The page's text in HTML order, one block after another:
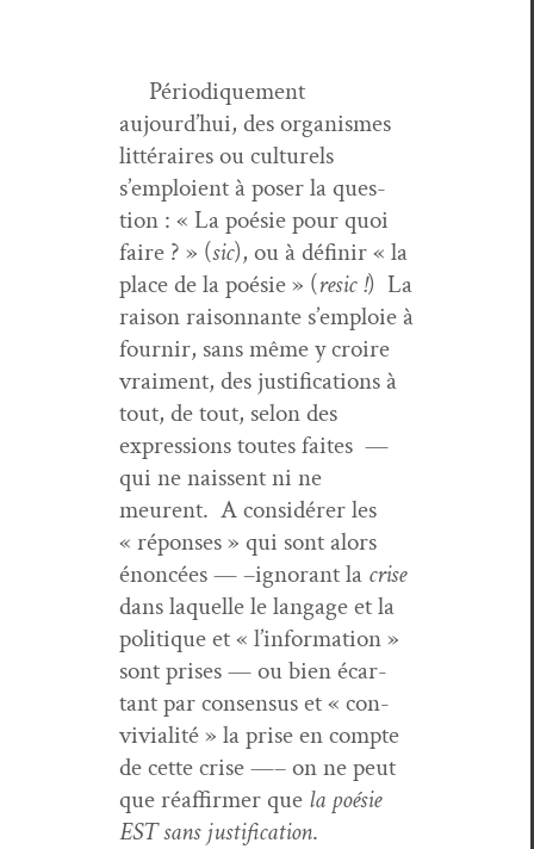
Péri­odique­ment
aujourd’hui, des organ­ismes
lit­téraires ou cul­turels
s’emploient à pos­er la ques­
tion : « La poésie pour quoi
faire ? » (sic), ou à définir « la
place de la poésie » (resic !) La
rai­son raison­nante s’emploie à
fournir, sans même y croire
vrai­ment, des jus­ti­fi­ca­tions à
tout, de tout, selon des
expres­sions toutes faites —
qui ne nais­sent ni ne
meurent. A con­sid­ér­er les
« répons­es » qui sont alors
énon­cées — –igno­rant la crise
dans laque­lle le lan­gage et la
poli­tique et « l’information »
sont pris­es — ou bien écar­
tant par con­sen­sus et « con­
vivi­al­ité » la prise en compte
de cette crise —– on ne peut
que réaf­firmer que la poésie
EST sans jus­ti­fi­ca­tion.